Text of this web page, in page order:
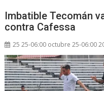
Imbatible Tecomán
contra Cafessa
25 25-06:00 octubre 25-06:00